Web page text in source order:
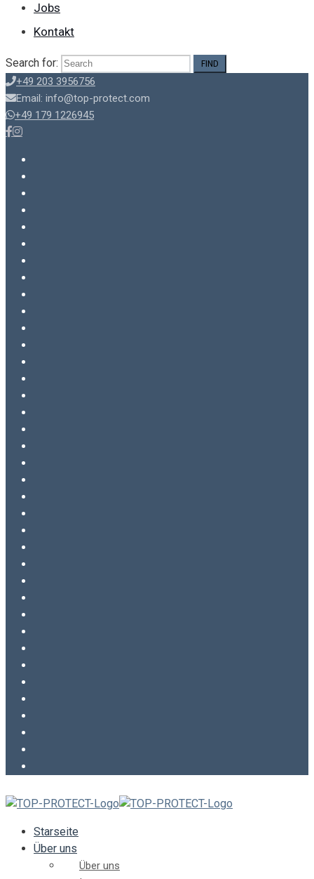
Jobs
Kontakt
Search for:
+49 203 3956756
Email: info@top-protect.com
+49 179 1226945
Starseite
Über uns
Über uns